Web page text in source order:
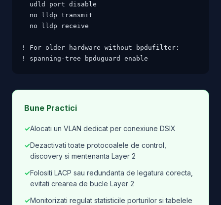
  udld port disable
  no lldp transmit
  no lldp receive
! For older hardware without bpdufilter:
! spanning-tree bpduguard enable
Bune Practici
✓Alocati un VLAN dedicat per conexiune DSIX
✓Dezactivati toate protocoalele de control,
discovery si mentenanta Layer 2
✓Folositi LACP sau redundanta de legatura corecta,
evitati crearea de bucle Layer 2
✓Monitorizati regulat statisticile porturilor si tabelele